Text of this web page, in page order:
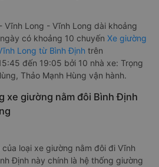
Vĩnh Long - Vĩnh Long dài khoảng
có khoảng 10 chuyến Xe giường
Long từ Bình Định trên
đến 19:05 bởi 10 nhà xe: Trọng
Thảo Mạnh Hùng vận hành.
xe giường nằm đôi Bình Định
loại xe giường nằm đôi đi Vĩnh
Định này chính là hệ thống giường